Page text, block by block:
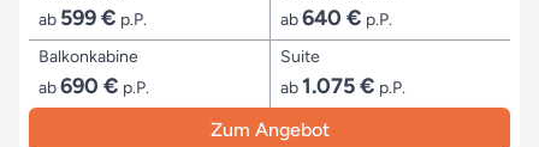
ab 599 € p.P.
ab640 € p.P.
Balkonkabine
ab690 € p.P.
Suite
ab1.075 € p.P.
Zum Angebot